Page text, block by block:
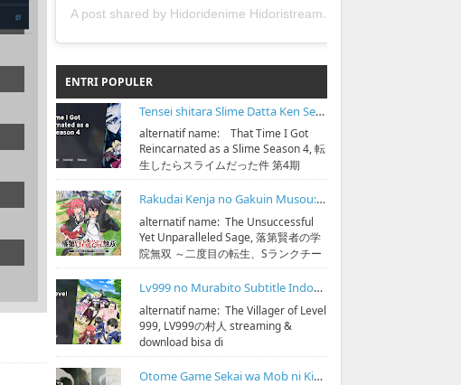
A post shared by Hidoridenime Hidoristream (@hidoridenime)
ENTRI POPULER
Tensei shitara Slime Datta Ken Season 4 Subtitle Indonesia
alternatif name: That Time I Got
Reincarnated as a Slime Season 4, 転
生したらスライムだった件 第4期
streaming & download 1080p bisa di
https://bi...
Rakudai Kenja no Gakuin Musou: Nidome no Tensei, S-Rank Cheat Majutsushi Boukenroku Subtitle Indonesia
alternatif name: The Unsuccessful
Yet Unparalleled Sage, 落第賢者の学
院無双 ～二度目の転生、Sランクチー
ト魔術師冒険録～ streaming &
download 1080p bisa di https...
Lv999 no Murabito Subtitle Indonesia
alternatif name: The Villager of Level
999, LV999の村人 streaming &
download bisa di
https://bit.ly/hidoristreamonline
Sinopsis: D...
Otome Game Sekai wa Mob ni Kibishii Sekai desu Season 2 Subtitle Indonesia